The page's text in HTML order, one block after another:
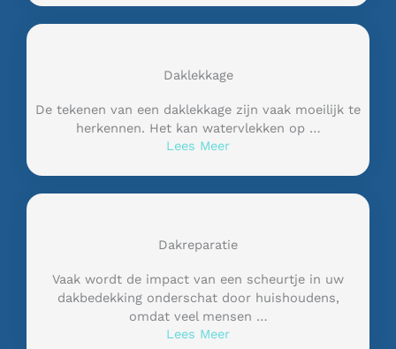
Daklekkage
De tekenen van een daklekkage zijn vaak moeilijk te
herkennen. Het kan watervlekken op …
Lees Meer
Dakreparatie
Vaak wordt de impact van een scheurtje in uw
dakbedekking onderschat door huishoudens,
omdat veel mensen …
Lees Meer